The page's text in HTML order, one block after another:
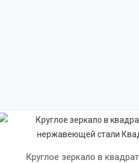
Круглое зеркало в